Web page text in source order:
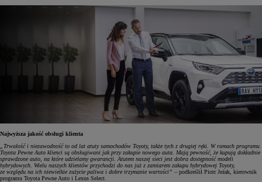
Najwyższa jakość obsługi klienta
„Trwałość i niezawodność to od lat atuty samochodów Toyoty, także tych z drugiej ręki. W ramach programu
Toyota Pewne Auto klienci są obsługiwani jak przy zakupie nowego auta. Mają pewność, że kupują dokładnie
sprawdzone auto, na które udzielamy gwarancji. Atutem naszej sieci jest dobra dostępność modeli
hybrydowych. Wielu naszych klientów przychodzi do nas już z zamiarem zakupu hybrydowej Toyoty,
ze względu na ich niewielkie zużycie paliwa i dobre trzymanie wartości” – podkreślił Piotr Jeżak, kierownik
programu Toyota Pewne Auto i Lexus Select.